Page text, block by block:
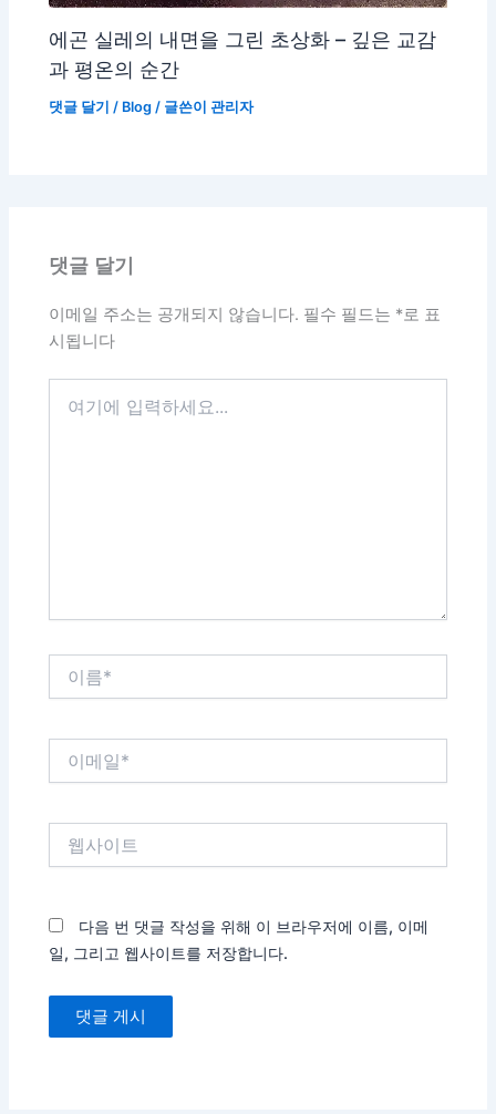
에곤 실레의 내면을 그린 초상화 – 깊은 교감
과 평온의 순간
댓글 달기 / Blog / 글쓴이관리자
댓글 달기
이메일 주소는 공개되지 않습니다. 필수 필드는 *로 표
시됩니다
다음 번 댓글 작성을 위해 이 브라우저에 이름, 이메
일, 그리고 웹사이트를 저장합니다.